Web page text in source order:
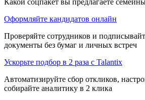
Оформляйте кандидатов онлайн
Проверяйте сотрудников и
документы без бумаг и личных встреч
Ускорьте подбор в 2 раза с Talantix
Автоматизируйте сбор откликов,
собирайте аналитику в 2 клика